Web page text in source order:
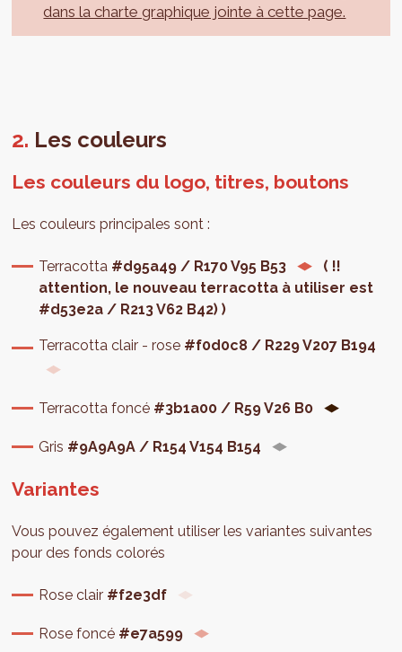
dans la charte graphique jointe à cette page.
Les couleurs
Les couleurs du logo, titres, boutons
Les couleurs principales sont :
Terracotta #d95a49 / R170 V95 B53
( !!
attention, le nouveau terracotta à utiliser est
#d53e2a / R213 V62 B42) )
Terracotta clair - rose #f0d0c8 / R229 V207 B194
Terracotta foncé #3b1a00 / R59 V26 B0
Gris #9A9A9A / R154 V154 B154
Variantes
Vous pouvez également utiliser les variantes suivantes
pour des fonds colorés
Rose clair #f2e3df
Rose foncé #e7a599